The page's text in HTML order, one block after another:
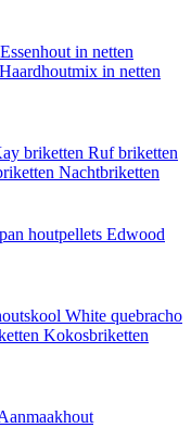
Essenhout in netten
Haardhoutmix in netten
briketten Ruf briketten
Nachtbriketten
houtpellets Edwood
White quebracho
Kokosbriketten